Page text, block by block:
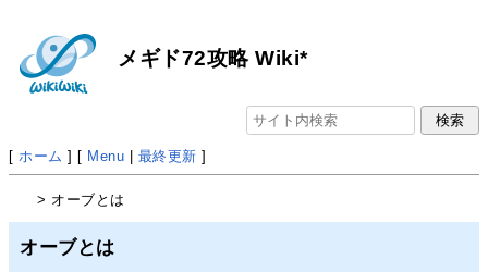
メギド72攻略 Wiki*
[ ホーム ] [ Menu | 最終更新 ]
> オーブとは
オーブとは